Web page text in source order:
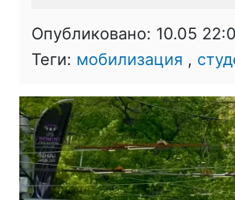
Опубликовано: 10.05
Теги: мобилизация ,